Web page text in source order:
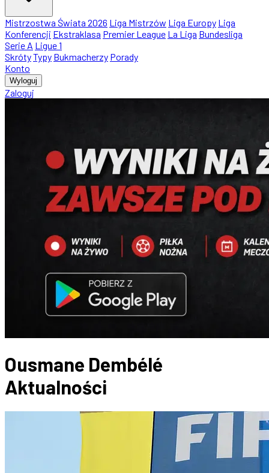
Mistrzostwa Świata 2026 Liga Mistrzów Liga Europy Liga
Konferencji Ekstraklasa Premier League La Liga Bundesliga
Serie A Ligue 1
SkrótyTypy Bukmacherzy Porady
Konto
Wyloguj
Zaloguj
Ousmane Dembélé
Aktualności